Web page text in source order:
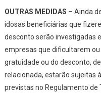
OUTRAS MEDIDAS – Ainda
idosas beneficiárias que
desconto serão investigadas
empresas que dificultarem
gratuidade ou do desconto,
relacionada, estarão sujeitas
previstas no Regulamento de